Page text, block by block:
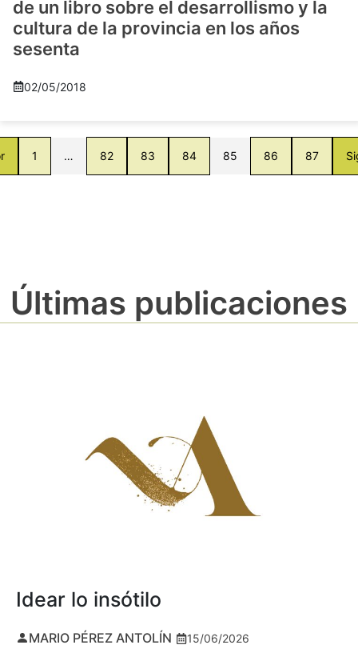
de un libro sobre el desarrollismo y la
cultura de la provincia en los años
sesenta
02/05/2018
1 … 82 83 84 85 86 87
Últimas publicaciones
Idear lo insótilo
MARIO PÉREZ ANTOLÍN 15/06/2026